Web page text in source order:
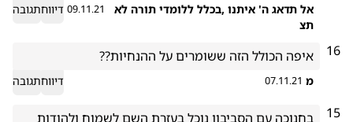
אל תדאג ה' איתנו ,בכלל ללומדי תורה לא
תצ
09.11.21 דיווחתגובה
16 איפה הכולל הזה ששומרים על ההנחיות??
מ 07.11.21 דיווחתגובה
15